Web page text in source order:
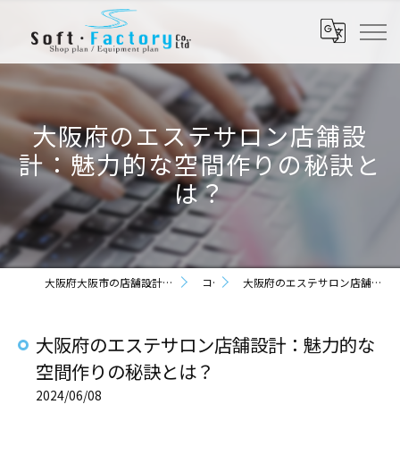
大阪府のエステサロン店舗設
計：魅力的な空間作りの秘訣と
は？
大阪府大阪市の店舗設計なら株式会社ソフト・ファクトリー コラム 大阪府のエステサロン店舗設計：魅力的な空間作りの秘訣とは？
大阪府のエステサロン店舗設計：魅力的な
空間作りの秘訣とは？
2024/06/08